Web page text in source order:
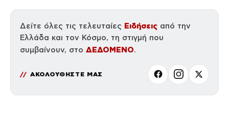
Δείτε όλες τις τελευταίες Ειδήσεις από την
Ελλάδα και τον Κόσμο, τη στιγμή που
συμβαίνουν, στο ΔΕΔΟΜΕΝΟ.
ΑΚΟΛΟΥΘΗΣΤΕ ΜΑΣ